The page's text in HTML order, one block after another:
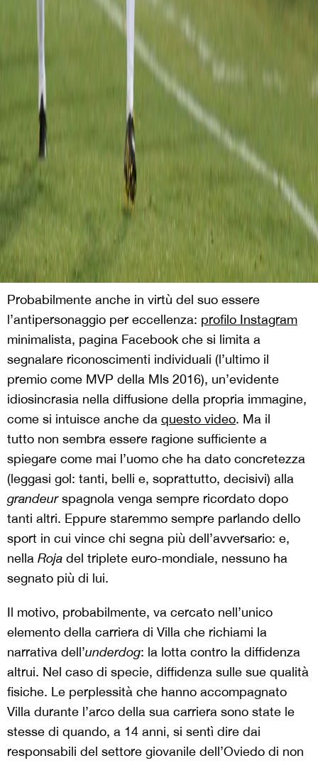
Probabilmente anche in virtù del suo essere
l’antipersonaggio per eccellenza: profilo Instagram
minimalista, pagina Facebook che si limita a
segnalare riconoscimenti individuali (l’ultimo il
premio come MVP della Mls 2016), un’evidente
idiosincrasia nella diffusione della propria immagine,
come si intuisce anche da questo video. Ma il
tutto non sembra essere ragione sufficiente a
spiegare come mai l’uomo che ha dato concretezza
(leggasi gol: tanti, belli e, soprattutto, decisivi) alla
grandeurspagnola venga sempre ricordato dopo
tanti altri. Eppure staremmo sempre parlando dello
sport in cui vince chi segna più dell’avversario: e,
nella Roja del triplete euro-mondiale, nessuno ha
segnato più di lui.
Il motivo, probabilmente, va cercato nell’unico
elemento della carriera di Villa che richiami la
narrativa dell’underdog: la lotta contro la diffidenza
altrui. Nel caso di specie, diffidenza sulle sue qualità
fisiche. Le perplessità che hanno accompagnato
Villa durante l’arco della sua carriera sono state le
stesse di quando, a 14 anni, si sentì dire dai
responsabili del settore giovanile dell’Oviedo di non